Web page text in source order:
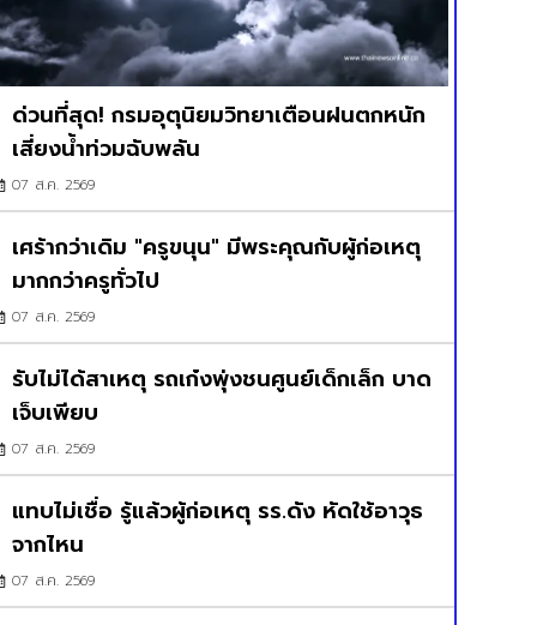
ด่วนที่สุด! กรมอุตุนิยมวิทยาเตือนฝนตกหนัก
เสี่ยงน้ำท่วมฉับพลัน
07 ส.ค. 2569
เศร้ากว่าเดิม "ครูขนุน" มีพระคุณกับผู้ก่อเหตุ
มากกว่าครูทั่วไป
07 ส.ค. 2569
รับไม่ได้สาเหตุ รถเก๋งพุ่งชนศูนย์เด็กเล็ก บาด
เจ็บเพียบ
07 ส.ค. 2569
แทบไม่เชื่อ รู้แล้วผู้ก่อเหตุ รร.ดัง หัดใช้อาวุธ
จากไหน
07 ส.ค. 2569